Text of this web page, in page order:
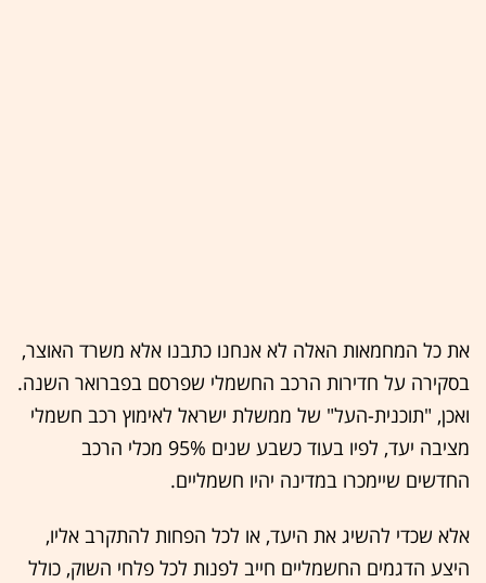
את כל המחמאות האלה לא אנחנו כתבנו אלא משרד האוצר,
בסקירה על חדירות הרכב החשמלי שפרסם בפברואר השנה.
ואכן, "תוכנית-העל" של ממשלת ישראל לאימוץ רכב חשמלי
מציבה יעד, לפיו בעוד כשבע שנים 95% מכלי הרכב
החדשים שיימכרו במדינה יהיו חשמליים.
אלא שכדי להשיג את היעד, או לכל הפחות להתקרב אליו,
היצע הדגמים החשמליים חייב לפנות לכל פלחי השוק, כולל